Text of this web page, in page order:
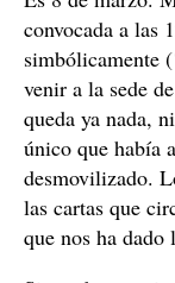
convocada a las
simbólicamente
venir a la sede
queda ya nada,
único que había
desmovilizado.
las cartas que
que nos ha dado